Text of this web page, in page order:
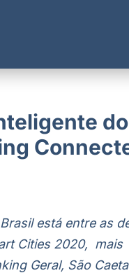
do
está entre as
Cities 2020, mais
Geral, São